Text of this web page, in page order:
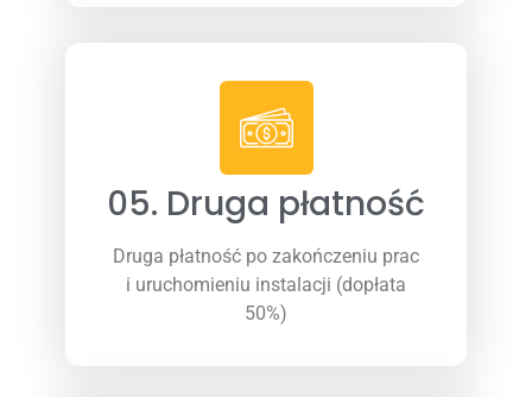
05. Druga płatność
Druga płatność po zakończeniu prac
i uruchomieniu instalacji (dopłata
50%)